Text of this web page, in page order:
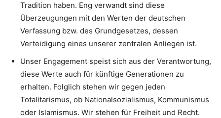
Tradition haben. Eng verwandt sind diese
Überzeugungen mit den Werten der deutschen
Verfassung bzw. des Grundgesetzes, dessen
Verteidigung eines unserer zentralen Anliegen ist.
Unser Engagement speist sich aus der Verantwortung,
diese Werte auch für künftige Generationen zu
erhalten. Folglich stehen wir gegen jeden
Totalitarismus, ob Nationalsozialismus, Kommunismus
oder Islamismus. Wir stehen für Freiheit und Recht.